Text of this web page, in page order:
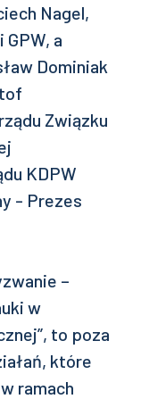
Nagel,
a
Dominiak
Związku
KDPW
- Prezes
–
w
to poza
które
ramach